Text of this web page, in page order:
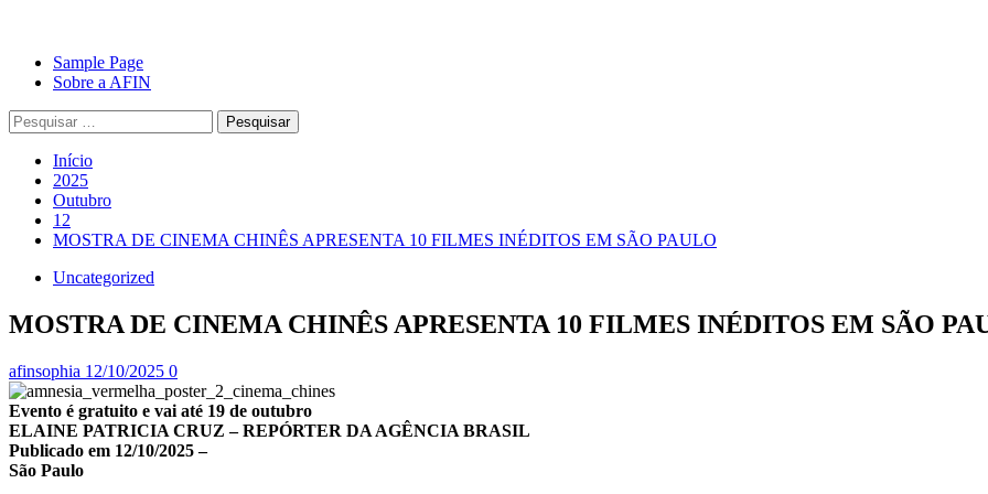
Avançar
para
conteúdo
Primary
Menu
Sample Page
Sobre a AFIN
Pesquisar
por:
Início
2025
Outubro
12
MOSTRA DE CINEMA CHINÊS APRESENTA 10 FILMES INÉDITOS EM SÃO PAULO
Uncategorized
MOSTRA DE CINEMA CHINÊS APRESENTA 10 FILMES INÉDITOS EM SÃO
afinsophia 12/10/2025 0
Evento é gratuito e vai até 19 de outubro
ELAINE PATRICIA CRUZ – REPÓRTER DA AGÊNCIA BRASIL
Publicado em 12/10/2025 –
São Paulo